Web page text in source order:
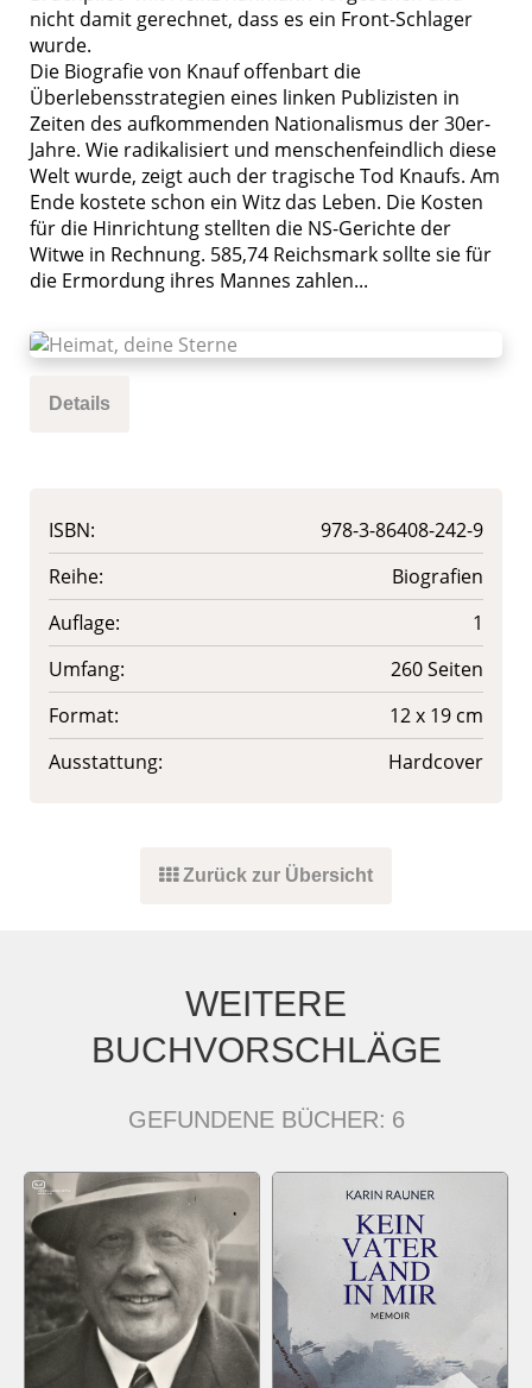
nicht damit gerechnet, dass es ein Front-Schlager
wurde.
Die Biografie von Knauf offenbart die
Überlebensstrategien eines linken Publizisten in
Zeiten des aufkommenden Nationalismus der 30er-
Jahre. Wie radikalisiert und menschenfeindlich diese
Welt wurde, zeigt auch der tragische Tod Knaufs. Am
Ende kostete schon ein Witz das Leben. Die Kosten
für die Hinrichtung stellten die NS-Gerichte der
Witwe in Rechnung. 585,74 Reichsmark sollte sie für
die Ermordung ihres Mannes zahlen...
Details
ISBN:
978-3-86408-242-9
Reihe:
Biografien
Auflage:
1
Umfang:
260 Seiten
Format:
12 x 19 cm
Ausstattung:
Hardcover
Zurück zur Übersicht
WEITERE
BUCHVORSCHLÄGE
GEFUNDENE BÜCHER: 6